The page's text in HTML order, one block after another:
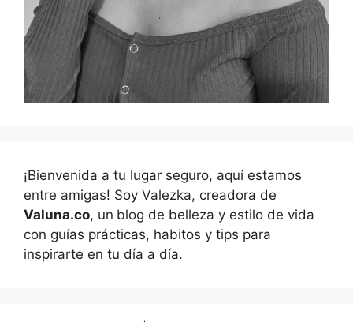
¡Bienvenida a tu lugar seguro, aquí estamos
entre amigas! Soy Valezka, creadora de
Valuna.co, un blog de belleza y estilo de vida
con guías prácticas, habitos y tips para
inspirarte en tu día a día.